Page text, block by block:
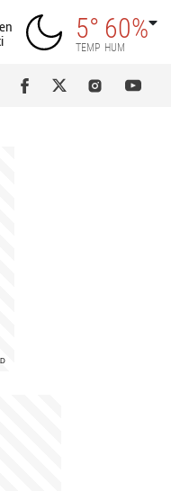
5°
TEMP
60%
HUM